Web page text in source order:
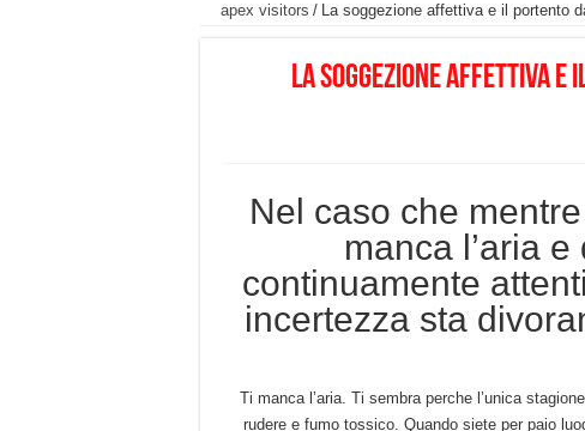
apex visitors / La soggezione affettiva e il portento
La soggezione affettiva
Nel caso che
manca l’aria
continuamente
incertezza sta
Ti manca l’aria. Ti sembra perche l’unica
rudere e fumo tossico. Quando siete per paio